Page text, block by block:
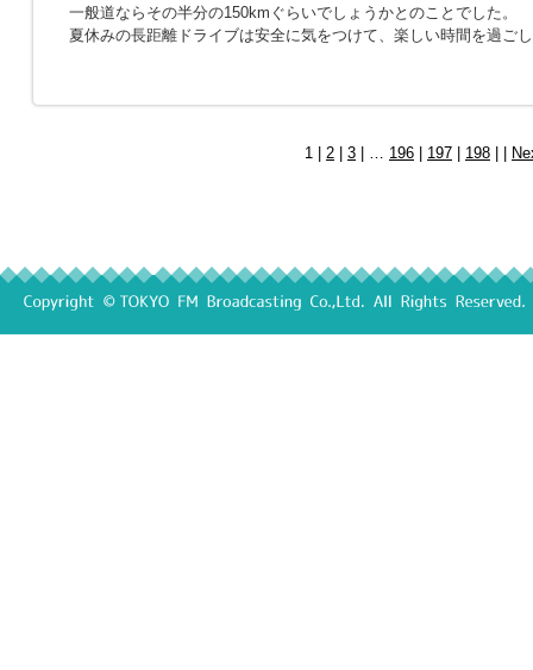
一般道ならその半分の150kmぐらいでしょうかとのことでした。
夏休みの長距離ドライブは安全に気をつけて、楽しい時間を過ご
1 | 2 3 | … 196 197 198